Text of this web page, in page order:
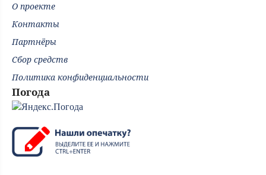
О проекте
Контакты
Партнёры
Сбор средств
Политика конфиденциальности
Погода